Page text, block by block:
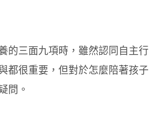
的三面九項時，雖然認同自主行
都很重要，但對於怎麼陪著孩子
問。